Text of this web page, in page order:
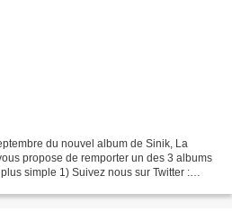
du nouvel album de Sinik, La
propose de remporter un des 3 albums
simple 1) Suivez nous sur Twitter :